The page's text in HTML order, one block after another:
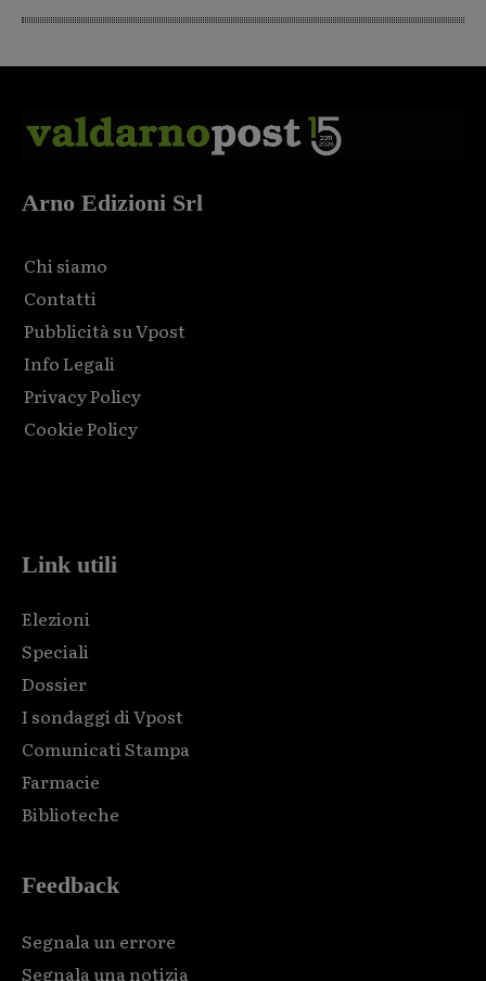
Arno Edizioni Srl
Chi siamo
Contatti
Pubblicità su Vpost
Info Legali
Privacy Policy
Cookie Policy
Link utili
Elezioni
Speciali
Dossier
I sondaggi di Vpost
Comunicati Stampa
Farmacie
Biblioteche
Feedback
Segnala un errore
Segnala una notizia